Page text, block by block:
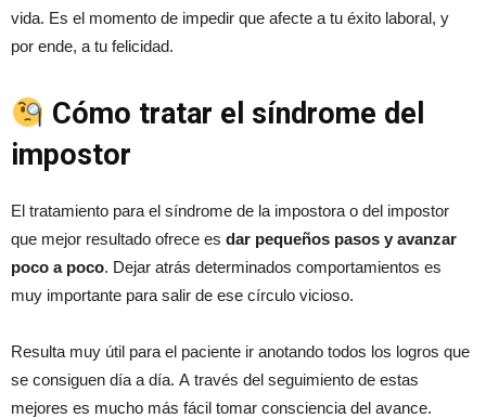
vida. Es el momento de impedir que afecte a tu éxito laboral, y
por ende, a tu felicidad.
Cómo tratar el síndrome del
impostor
El tratamiento para el síndrome de la impostora o del impostor
que mejor resultado ofrece es dar pequeños pasos y avanzar
poco a poco. Dejar atrás determinados comportamientos es
muy importante para salir de ese círculo vicioso.
Resulta muy útil para el paciente ir anotando todos los logros que
se consiguen día a día. A través del seguimiento de estas
mejores es mucho más fácil tomar consciencia del avance.